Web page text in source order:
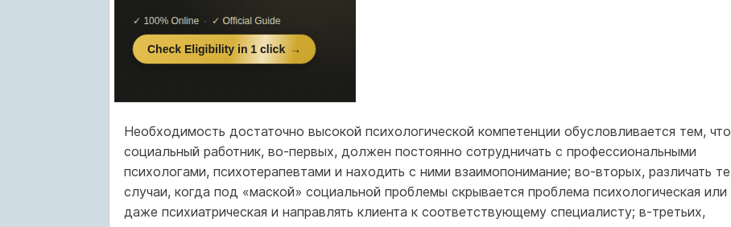
Необходимость достаточно высокой психологической компетенции обусловливается тем, что
социальный работник, во-первых, должен постоянно сотрудничать с профессиональными
психологами, психотерапевтами и находить с ними взаимопонимание; во-вторых, различать те
случаи, когда под «маской» социальной проблемы скрывается проблема психологическая или
даже психиатрическая и направлять клиента к соответствующему специалисту; в-третьих,